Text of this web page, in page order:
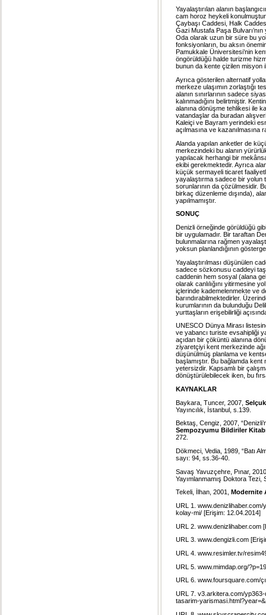
Yayalaştırılan alanın
cam horoz heykeli
Çaybaşı Caddesi, Halk
Gazi Mustafa Paşa
Oda olarak uzun bir süre bu
fonksiyonların, bu aksın
Pamukkale Üniversitesi’nin
öngörüldüğü halde turizme
bunun da kente çizilen misyon
Ayrıca gösterilen alternatif
merkeze ulaşımın zorlaştığı
alanın sınırlarının sadece
kalınmadığını belirtmiştir.
alanına dönüşme tehlikesi ile
vatandaşlar da buradan
Kaleiçi ve Bayram yerindeki
açılmasına ve kazanılmasına
Alanda yapılan anketler de
merkezindeki bu alanın
yapılacak herhangi bir
ekibi gerekmektedir. Ayrıca
küçük sermayeli ticaret
yayalaştırma sadece bir yolun
sorunlarının da çözülmesidir.
birkaç düzenleme dışında),
yapılmamıştır.
SONUÇ
Denizli örneğinde görüldüğü
bir uygulamadır. Bir taraftan
bulunmalarına rağmen
yoksun planlandığının
Yayalaştırılması düşünülen
sadece sözkonusu caddeyi
caddenin hem sosyal (alana
olarak canlılığını yitirmesine
içlerinde kademelenmekte ve
barındırabilmektedirler.
kurumlarının da bulunduğu
yurttaşların erişebilirliği
UNESCO Dünya Mirası
ve yabancı turiste evsahipliği
açıdan bir çöküntü alanına
ziyaretçiyi kent merkezinde
düşünülmüş planlama ve
başlamıştır. Bu bağlamda
yetersizdir. Kapsamlı bir
dönüştürülebilecek iken, bu
KAYNAKLAR
Baykara, Tuncer, 2007,
Yayıncılık, İstanbul, s.139.
Bektaş, Cengiz, 2007,
Sempozyumu Bildiriler
272.
Dökmeci, Vedia, 1989, “Batı
sayı: 94, ss.36-40.
Savaş Yavuzçehre, Pınar,
Yayımlanmamış Doktora Tezi,
Tekeli, İlhan, 2001,
Modernite
URL 1.
kolay-mi/ [Erişim: 12.04.2014]
URL 2. www.denizlihaber.com
URL 3. www.dengizli.com
URL 4. www.resimler.tv/
URL 5. www.mimdap.org/
URL 6. www.foursquare.com/
URL 7. v3.arkitera.com/
tasarim-